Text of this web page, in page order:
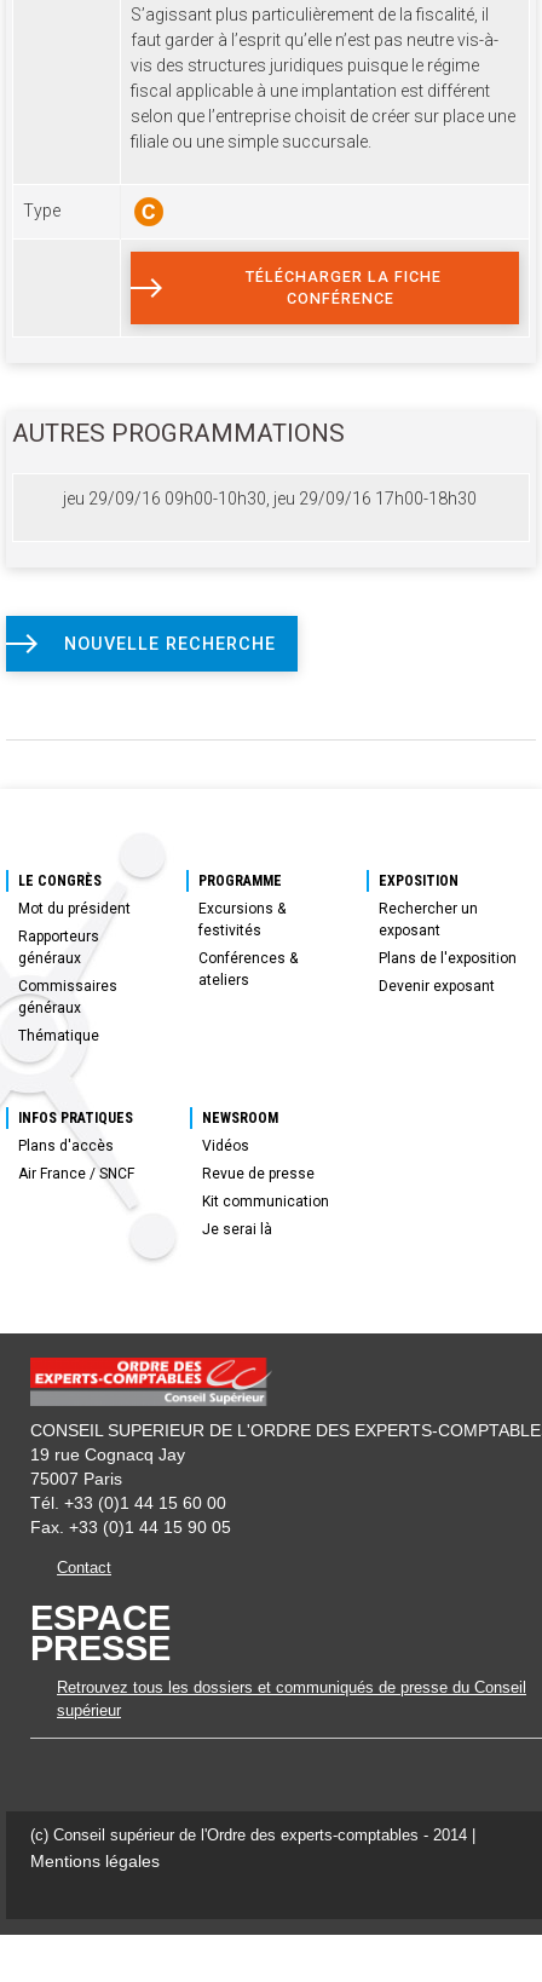
S’agissant plus particulièrement de la fiscalité, il
faut garder à l’esprit qu’elle n’est pas neutre vis-à-
vis des structures juridiques puisque le régime
fiscal applicable à une implantation est différent
selon que l’entreprise choisit de créer sur place une
filiale ou une simple succursale.
Type
TÉLÉCHARGER LA FICHE
CONFÉRENCE
AUTRES PROGRAMMATIONS
jeu 29/09/16 09h00-10h30, jeu 29/09/16 17h00-18h30
NOUVELLE RECHERCHE
LE CONGRÈS
Mot du président
Rapporteurs
généraux
Commissaires
généraux
Thématique
PROGRAMME
Excursions &
festivités
Conférences &
ateliers
EXPOSITION
Rechercher un
exposant
Plans de l'exposition
Devenir exposant
INFOS PRATIQUES
Plans d'accès
Air France / SNCF
NEWSROOM
Vidéos
Revue de presse
Kit communication
Je serai là
CONSEIL SUPERIEUR DE L'ORDRE DES EXPERTS-
19 rue Cognacq Jay
75007 Paris
Tél. +33 (0)1 44 15 60 00
Fax. +33 (0)1 44 15 90 05
Contact
ESPACE
PRESSE
Retrouvez tous les dossiers et communiqués de presse du Conseil
supérieur
(c) Conseil supérieur de l'Ordre des experts-comptables - 2014 |
Mentions légales